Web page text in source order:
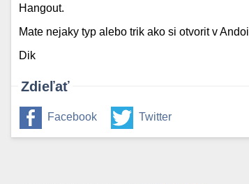
Hangout.
Mate nejaky typ alebo trik ako si otvorit v
Dik
Zdieľať
Facebook Twitter